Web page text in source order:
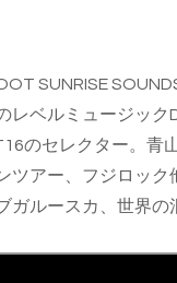
SUNRISE
レベルミュージッ
のセレクター。
アー、フジロック
ガルースカ、世界